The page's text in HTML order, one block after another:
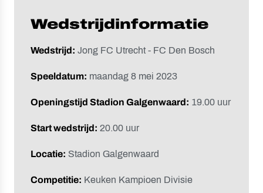
Wedstrijdinformatie
Wedstrijd: Jong FC Utrecht - FC Den Bosch
Speeldatum: maandag 8 mei 2023
Openingstijd Stadion Galgenwaard: 19.00 uur
Start wedstrijd: 20.00 uur
Locatie: Stadion Galgenwaard
Competitie: Keuken Kampioen Divisie